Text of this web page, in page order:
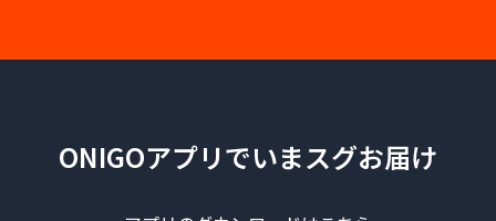
ONIGOアプリでいまスグお届け